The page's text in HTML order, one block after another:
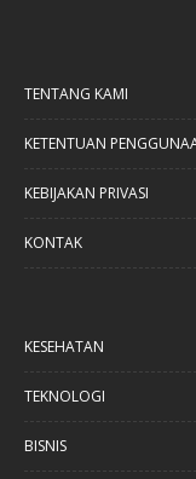
TENTANG KAMI
KETENTUAN
KEBIJAKAN PRIVASI
KONTAK
KESEHATAN
TEKNOLOGI
BISNIS